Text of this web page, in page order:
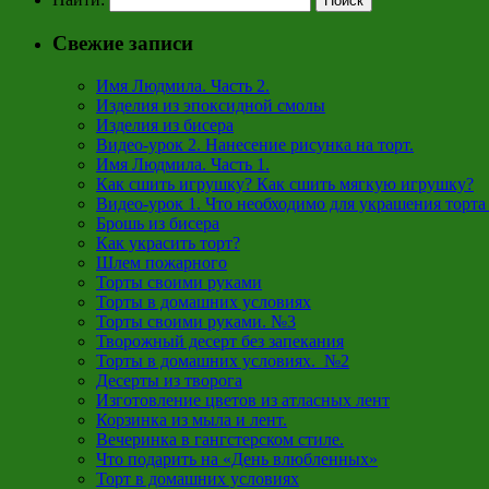
Свежие записи
Имя Людмила. Часть 2.
Изделия из эпоксидной смолы
Изделия из бисера
Видео-урок 2. Нанесение рисунка на торт.
Имя Людмила. Часть 1.
Как сшить игрушку? Как сшить мягкую игрушку?
Видео-урок 1. Что необходимо для украшения
Брошь из бисера
Как украсить торт?
Шлем пожарного
Торты своими руками
Торты в домашних условиях
Торты своими руками. №3
Творожный десерт без запекания
Торты в домашних условиях. №2
Десерты из творога
Изготовление цветов из атласных лент
Корзинка из мыла и лент.
Вечеринка в гангстерском стиле.
Что подарить на «День влюбленных»
Торт в домашних условиях